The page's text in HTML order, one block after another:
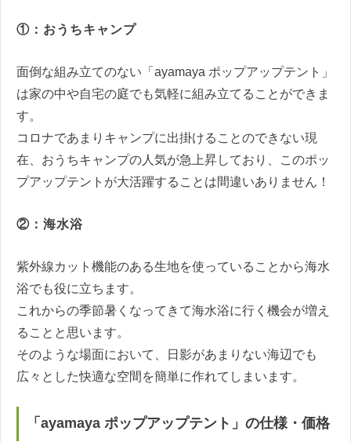
①：おうちキャンプ
面倒な組み立てのない「ayamaya ポップアップテント」
は家の中や自宅の庭でも気軽に組み立てることができま
す。
コロナであまりキャンプに出掛けることのできない現
在、おうちキャンプの人気が急上昇しており、このポッ
プアップテントが大活躍することは間違いありません！
②：海水浴
紫外線カット機能のある生地を使っていることから海水
浴でも役に立ちます。
これからの季節暑くなってきて海水浴に行く機会が増え
ることと思います。
そのような場面において、日影があまりない海辺でも
広々とした快適な空間を簡単に作れてしまいます。
「ayamaya ポップアップテント」の仕様・価格